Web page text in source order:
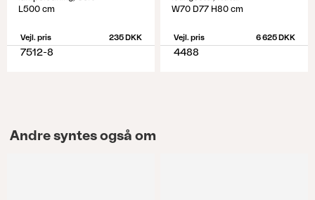
L500 cm
Vejl. pris 235 DKK
7512-8
W70 D77 H80 cm
Vejl. pris 6 625 DKK
4488
Andre syntes også om